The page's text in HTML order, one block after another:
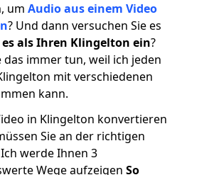
um Audio aus einem Video
? Und dann versuchen Sie es
es als Ihren Klingelton ein?
immer tun, weil ich jeden
mit verschiedenen
kann.
in Klingelton konvertieren
Sie an der richtigen
werde Ihnen 3
Wege aufzeigen So